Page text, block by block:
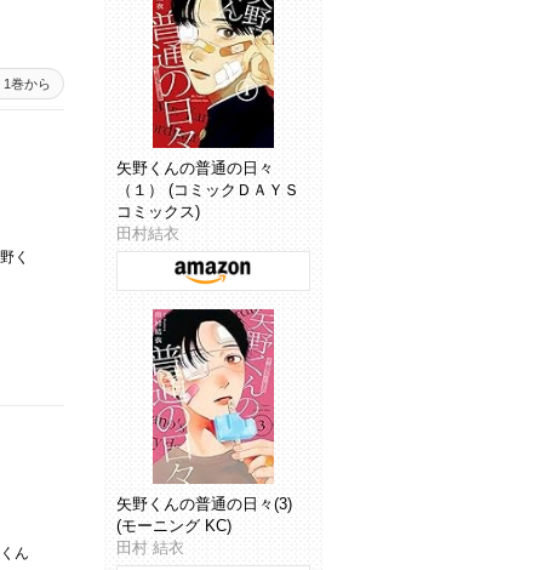
1巻から
く
ん
矢野くんの普通の日々
（１） (コミックＤＡＹＳ
コミックス)
田村結衣
矢野くんの普通の日々(3)
(モーニング KC)
田村 結衣